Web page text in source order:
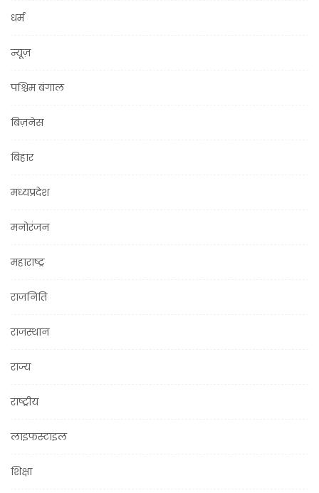
धर्म
न्यूज़
पश्चिम बंगाल
बिज़नेस
बिहार
मध्यप्रदेश
मनोरंजन
महाराष्ट्र
राजनिति
राजस्थान
राज्य
राष्ट्रीय
लाइफस्टाइल
शिक्षा